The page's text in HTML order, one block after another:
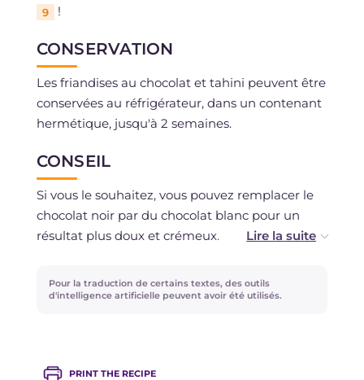
9 !
CONSERVATION
Les friandises au chocolat et tahini peuvent être
conservées au réfrigérateur, dans un contenant
hermétique, jusqu'à 2 semaines.
CONSEIL
Si vous le souhaitez, vous pouvez remplacer le
chocolat noir par du chocolat blanc pour un
résultat plus doux et crémeux.
En plus du piment, vous pouvez ajouter de la
cannelle, du gingembre ou de la cardamome
Pour la traduction de certains textes, des outils
d'intelligence artificielle peuvent avoir été utilisés.
PRINT THE RECIPE